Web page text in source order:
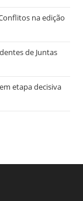
na edição
de Juntas
etapa decisiva